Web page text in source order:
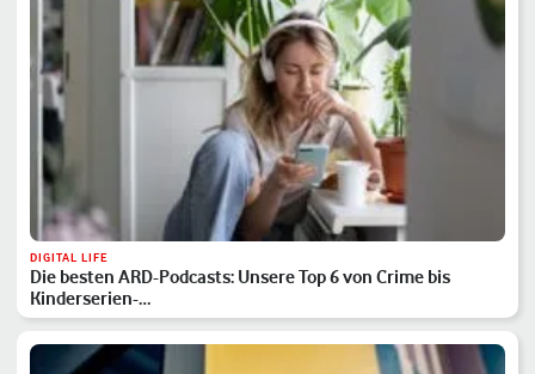
DIGITAL LIFE
Die besten ARD-Podcasts: Unsere Top 6 von Crime bis
Kinderserien-…